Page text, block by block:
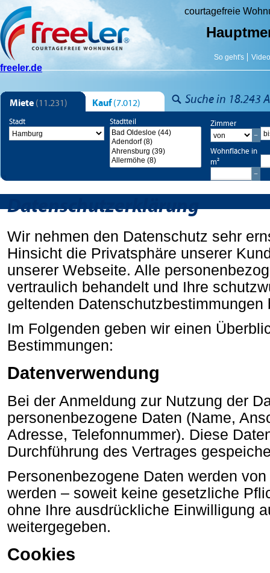
courtagefreie
Video
So geht's
freeler.de
Suche in 18.243
Miete (11.231) Kauf (7.012)
Stadt Stadtteil
Wohnfläche in
m²
Zimmer
Datenschutzerklärung
Wir nehmen den Datenschutz sehr
Hinsicht die Privatsphäre unserer
unserer Webseite. Alle
vertraulich behandelt und Ihre
geltenden Datenschutzbestimmungen
Im Folgenden geben wir einen
Bestimmungen:
Datenverwendung
Bei der Anmeldung zur Nutzung der
personenbezogene Daten (Name,
Adresse, Telefonnummer). Diese
Durchführung des Vertrages
Personenbezogene Daten werden
werden – soweit keine gesetzliche
ohne Ihre ausdrückliche Einwilligung
weitergegeben.
Cookies